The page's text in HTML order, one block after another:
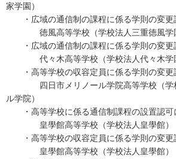
家学園）
・広域の通信制の課程に係る学則の変更
徳風高等学校（学校法人三重徳風学
・広域の通信制の課程に係る学則の変更
代々木高等学校（学校法人代々木学
・高等学校の収容定員に係る学則の変更
四日市メリノール学院高等学校（学校
ル学院）
・高等学校に係る通信制課程の設置認可
皇學館高等学校（学校法人皇學館）
・高等学校の収容定員に係る学則の変更
皇學館高等学校（学校法人皇學館）